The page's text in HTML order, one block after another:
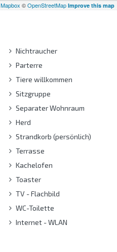
Mapbox ©OpenStreetMap Improve this map
Nichtraucher
Parterre
Tiere willkommen
Sitzgruppe
Separater Wohnraum
Herd
Strandkorb (persönlich)
Terrasse
Kachelofen
Toaster
TV - Flachbild
WC-Toilette
Internet - WLAN